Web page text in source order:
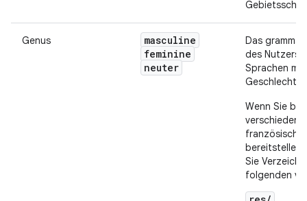
Genus
masculine
feminine
neuter
Das
des Nutzers.
Sprachen
Geschlecht
Wenn Sie
bereitstellen
Sie
folgenden